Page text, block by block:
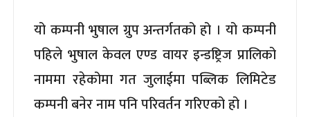
यो कम्पनी भुषाल ग्रुप अन्तर्गतको हो । यो कम्पनी
पहिले भुषाल केवल एण्ड वायर इन्डष्ट्रिज प्रालिको
नाममा रहेकोमा गत जुलाईमा पब्लिक लिमिटेड
कम्पनी बनेर नाम पनि परिवर्तन गरिएको हो ।